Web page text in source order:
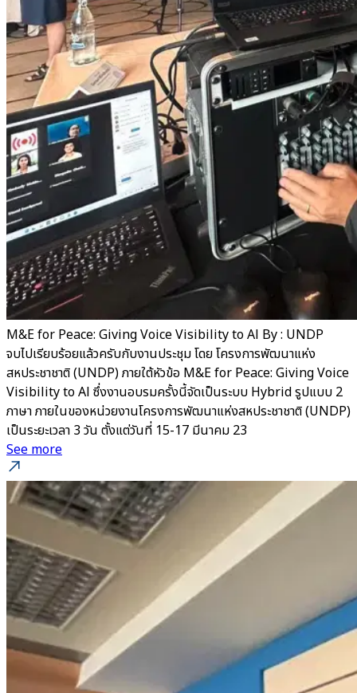
M&E for Peace: Giving Voice Visibility to Al By : UNDP
จบไปเรียบร้อยแล้วครับกับงานประชุม โดย โครงการพัฒนาแห่ง
สหประชาชาติ (UNDP) ภายใต้หัวข้อ M&E for Peace: Giving Voice
Visibility to Al ซึ่งงานอบรมครั้งนี้จัดเป็นระบบ Hybrid รูปแบบ 2
ภาษา ภายในของหน่วยงานโครงการพัฒนาแห่งสหประชาชาติ (UNDP)
เป็นระยะเวลา 3 วัน ตั้งแต่วันที่ 15-17 มีนาคม 23
See more